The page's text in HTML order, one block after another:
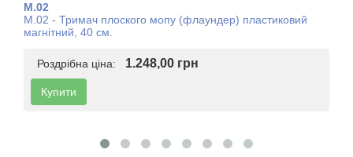
M.02
M.02 ​​- Тримач плоского мопу (флаундер) пластиковий
магнітний, 40 см.
Роздрібна ціна: 1.248,00 грн
Купити